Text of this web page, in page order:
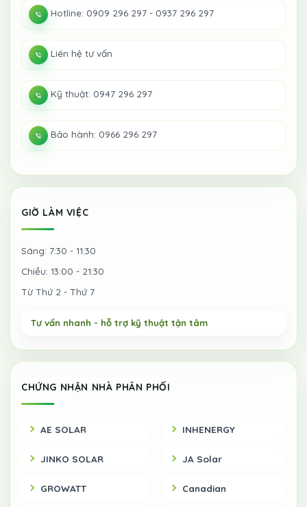
Hotline: 0909 296 297 - 0937 296 297
Liên hệ tư vấn
Kỹ thuật: 0947 296 297
Bảo hành: 0966 296 297
GIỜ LÀM VIỆC
Sáng: 7:30 - 11:30
Chiều: 13:00 - 21:30
Từ Thứ 2 - Thứ 7
CHỨNG NHẬN NHÀ PHÂN PHỐI
AE SOLAR
JINKO SOLAR
GROWATT
INHENERGY
JA Solar
Canadian